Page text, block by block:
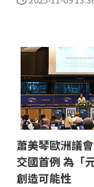
蕭美琴歐洲議
交國首例 為「
創造可能性